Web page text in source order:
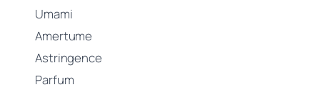
Umami
Amertume
Astringence
Parfum